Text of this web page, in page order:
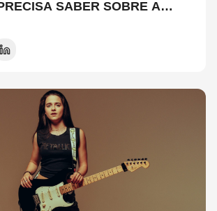
SABER SOBRE A